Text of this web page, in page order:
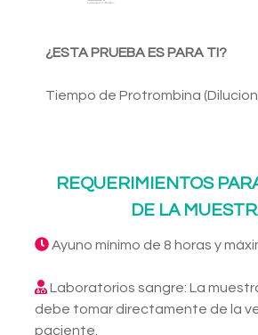
¿ESTA PRUEBA ES PARA TI?
Tiempo de Protrombina
REQUERIMIENTOS
DE LA
Ayuno mínimo de 8 horas y
Laboratorios sangre: La
debe tomar directamente de la
paciente.